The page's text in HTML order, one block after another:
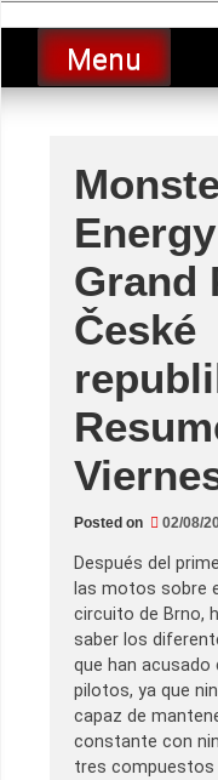
to
contentLucio
Menu
Energy
Grand
České
Posted on 02/08/
Después del
las motos sobre
circuito de Brno,
saber los
que han acusado
pilotos, ya que
capaz de
constante con
tres compuestos